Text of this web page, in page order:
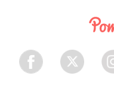
Facebook Twitter